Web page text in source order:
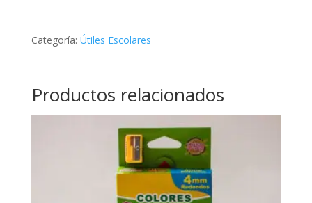
Categoría: Útiles Escolares
Productos relacionados